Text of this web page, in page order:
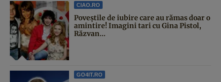
CIAO.RO
Poveştile de iubire care au rămas doar o
amintire! Imagini tari cu Gina Pistol,
Răzvan...
GO4IT.RO